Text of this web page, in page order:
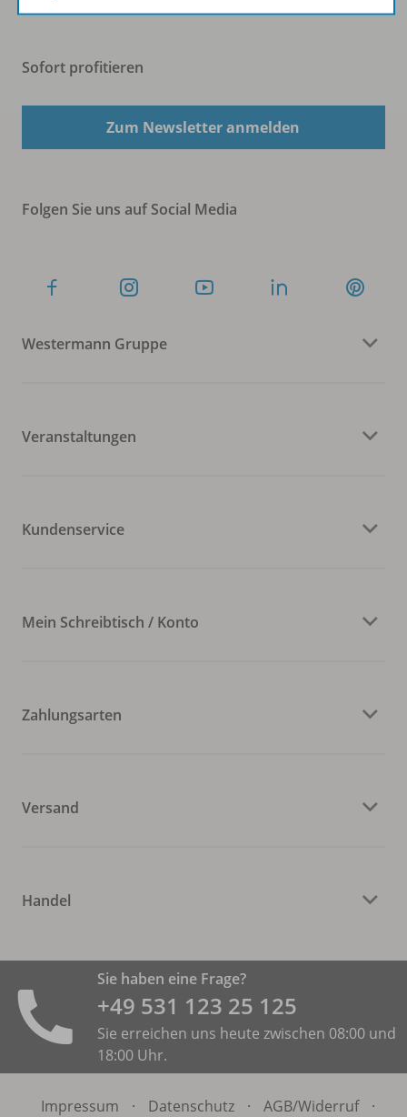
Sofort profitieren
Zum Newsletter anmelden
Folgen Sie uns auf Social Media
Westermann Gruppe
Veranstaltungen
Kundenservice
Mein Schreibtisch / Konto
Zahlungsarten
Versand
Handel
Sie haben eine Frage?
+49 531 ­123 25 125
Sie erreichen uns heute zwischen 08:00 und
18:00 Uhr.
Impressum · Datenschutz · AGB/Widerruf ·